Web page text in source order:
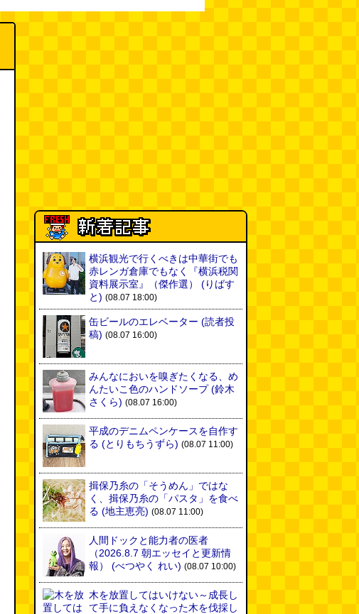
横浜観光で行くべきは中華街でも
赤レンガ倉庫でもなく『横浜税関
資料展示室』（傑作選）
(りばす
と) (08.07 18:00)
缶ビールのエレベーター (読者投
稿) (08.07 16:00)
みんなにおいを嗅ぎたくなる、め
んたいこ色のハンドソープ(鈴木
さくら) (08.07 16:00)
平成のデニムペンケースを自作す
る (とりもちうずら) (08.07 11:00)
揖保乃糸の「そうめん」ではな
く、揖保乃糸の「パスタ」を食べ
る (地主恵亮) (08.07 11:00)
人間ドックと能力者の医者
（2026.8.7 朝エッセイと更新情
報）
(べつやく れい) (08.07 10:00)
木を放置してはいけない～成長し
て手に負えなくなった木を伐採し